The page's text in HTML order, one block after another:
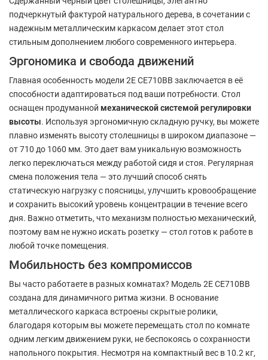
подчеркнутый фактурой натурального дерева, в сочетании с
надежным металлическим каркасом делает этот стол
стильным дополнением любого современного интерьера.
Эргономика и свобода движений
Главная особенность модели 2E CE710BB заключается в её
способности адаптироваться под ваши потребности. Стол
оснащен продуманной механической системой регулировки
высоты. Используя эргономичную складную ручку, вы можете
плавно изменять высоту столешницы в широком диапазоне —
от 710 до 1060 мм. Это дает вам уникальную возможность
легко переключаться между работой сидя и стоя. Регулярная
смена положения тела — это лучший способ снять
статическую нагрузку с поясницы, улучшить кровообращение
и сохранить высокий уровень концентрации в течение всего
дня. Важно отметить, что механизм полностью механический,
поэтому вам не нужно искать розетку — стол готов к работе в
любой точке помещения.
Мобильность без компромиссов
Вы часто работаете в разных комнатах? Модель 2E CE710BB
создана для динамичного ритма жизни. В основание
металлического каркаса встроены скрытые ролики,
благодаря которым вы можете перемещать стол по комнате
одним легким движением руки, не беспокоясь о сохранности
напольного покрытия. Несмотря на компактный вес в 10.2 кг,